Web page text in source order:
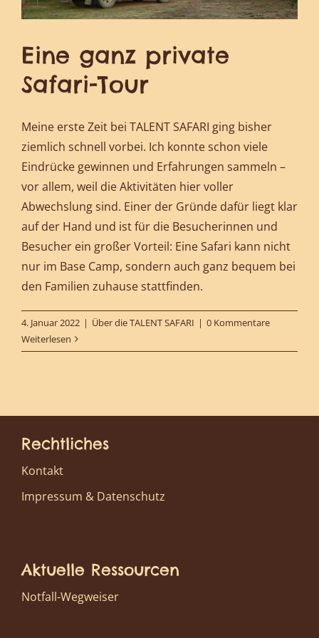
Eine ganz private
Safari-Tour
Meine erste Zeit bei TALENT SAFARI ging bisher
ziemlich schnell vorbei. Ich konnte schon viele
Eindrücke gewinnen und Erfahrungen sammeln –
vor allem, weil die Aktivitäten hier voller
Abwechslung sind. Einer der Gründe dafür liegt klar
auf der Hand und ist für die Besucherinnen und
Besucher ein großer Vorteil: Eine Safari kann nicht
nur im Base Camp, sondern auch ganz bequem bei
den Familien zuhause stattfinden.
4. Januar 2022 | Über die TALENT SAFARI | 0 Kommentare
Weiterlesen
Rechtliches
Kontakt
Impressum & Datenschutz
Aktuelle Ressourcen
Notfall-Wegweiser